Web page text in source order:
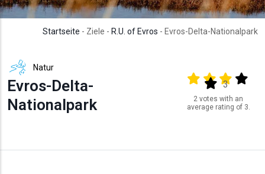
Startseite - Ziele - R.U. of Evros - Evros-Delta-Nationalpark
Natur
Evros-Delta-
Nationalpark
Output format
(star)(star)(star)
(star)
3
2 votes with an
average rating of 3.